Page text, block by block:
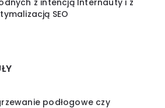
z intencją Internauty i z
SEO
podłogowe czy